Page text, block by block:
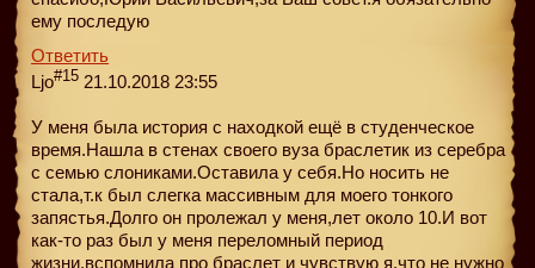
ему последую
Ответить
Ljo#15 21.10.2018 23:55
У меня была история с находкой ещё в студенческое
время.Нашла в стенах своего вуза браслетик из серебра
с семью слониками.Оставила у себя.Но носить не
стала,т.к был слегка массивным для моего тонкого
запястья.Долго он пролежал у меня,лет около 10.И вот
как-то раз был у меня переломный период
жизни,вспомнила про браслет и чувствую я,что не нужно